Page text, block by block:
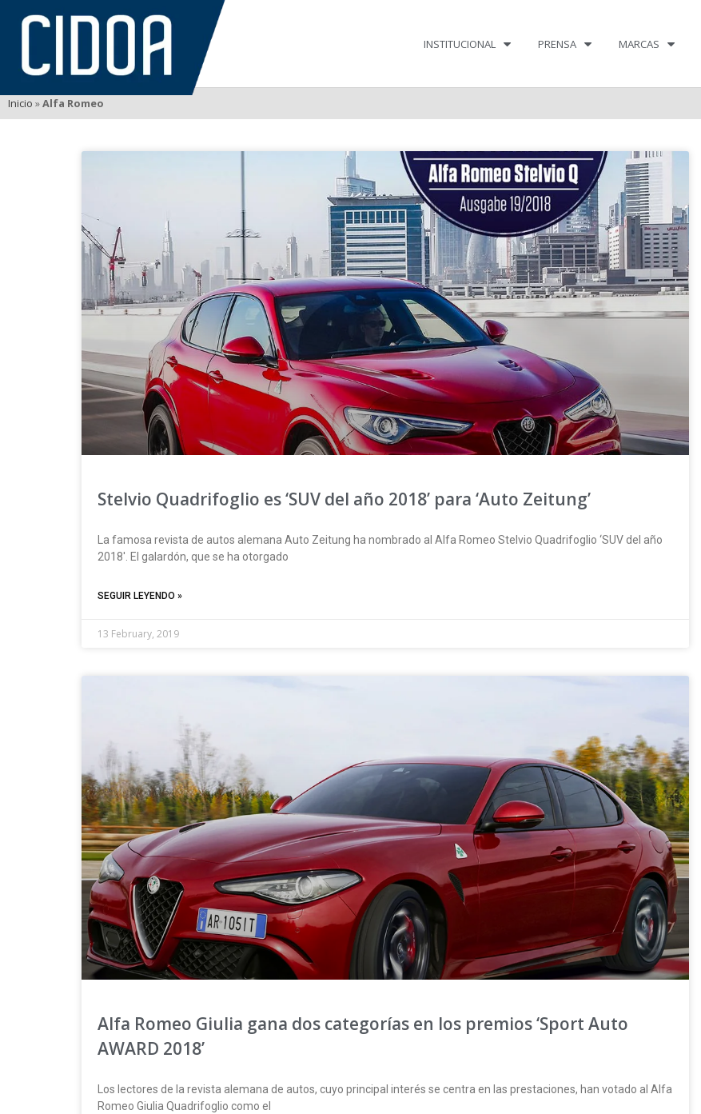
INSTITUCIONAL PRENSA MARCAS
Inicio »Alfa Romeo
Stelvio Quadrifoglio es ‘SUV del año 2018’ para ‘Auto Zeitung’
La famosa revista de autos alemana Auto Zeitung ha nombrado al Alfa Romeo Stelvio Quadrifoglio ‘SUV del año
2018′. El galardón, que se ha otorgado
SEGUIR LEYENDO »
13 February, 2019
Alfa Romeo Giulia gana dos categorías en los premios ‘Sport Auto
AWARD 2018’
Los lectores de la revista alemana de autos, cuyo principal interés se centra en las prestaciones, han votado al Alfa
Romeo Giulia Quadrifoglio como el